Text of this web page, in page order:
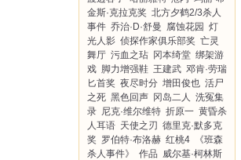
金斯·克拉克奖 北方夕鹤2/3杀人
事件 乔治·D·舒曼 腐蚀花园 灯
光人影 侦探作家俱乐部奖 亡灵
舞厅 污血之玷 冈本绮堂 绑架游
戏 脚力增强鞋 王建武 邓肯·劳瑞
匕首奖 夜尽时分 增田俊也 活尸
之死 黑色回声 冈岛二人 洗冤集
录 尼克·维尔维特 折原一 黄昏杀
人耳语 天使之刃 德里克·默多克
奖 罗伯特·布洛赫 红桃4
《班森
杀人事件》
作品 威尔基·柯林斯